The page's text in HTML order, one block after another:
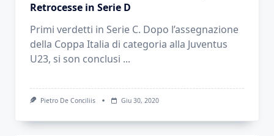
Retrocesse in Serie D
Primi verdetti in Serie C. Dopo l’assegnazione
della Coppa Italia di categoria alla Juventus
U23, si son conclusi ...
Pietro De Conciliis Giu 30, 2020